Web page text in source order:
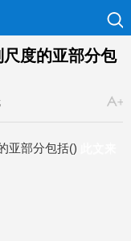
度的亚部分包
亚部分包括()